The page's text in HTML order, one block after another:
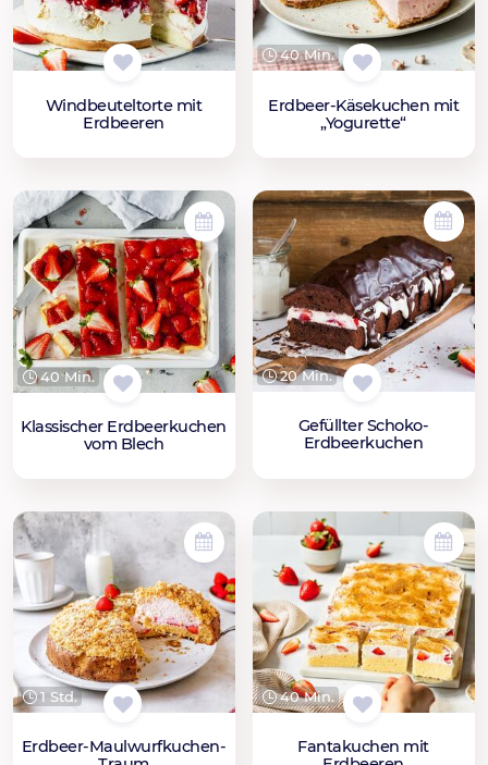
Windbeuteltorte mit
Erdbeeren
40 Min.
Erdbeer-Käsekuchen mit
„Yogurette“
40 Min.
Klassischer Erdbeerkuchen
vom Blech
20 Min.
Gefüllter Schoko-
Erdbeerkuchen
1 Std.
Erdbeer-Maulwurfkuchen-
40 Min.
Fantakuchen mit